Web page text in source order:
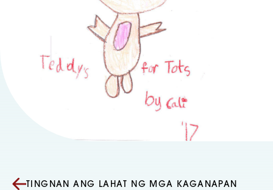
TINGNAN ANG LAHAT NG MGA KAGANAPAN